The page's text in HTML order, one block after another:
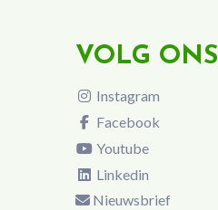
VOLG ONS
Instagram
Facebook
Youtube
Linkedin
Nieuwsbrief